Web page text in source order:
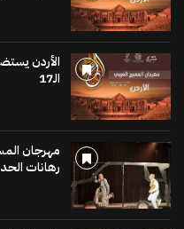
الأردن
الـ17
مهرجان
رهانات